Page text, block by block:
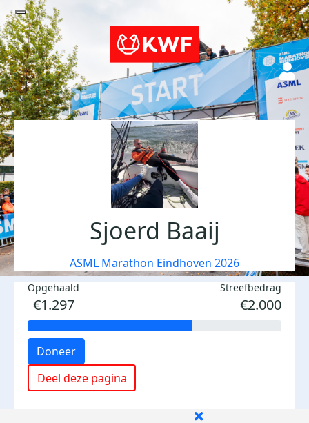
Sjoerd Baaij
ASML Marathon Eindhoven 2026
Opgehaald
€1.297
Streefbedrag
€2.000
Doneer
Deel deze pagina